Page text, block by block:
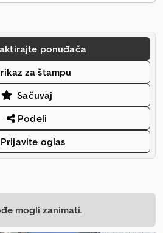
ponuđača
za štampu
Sačuvaj
Podeli
oglas
mogli zanimati.